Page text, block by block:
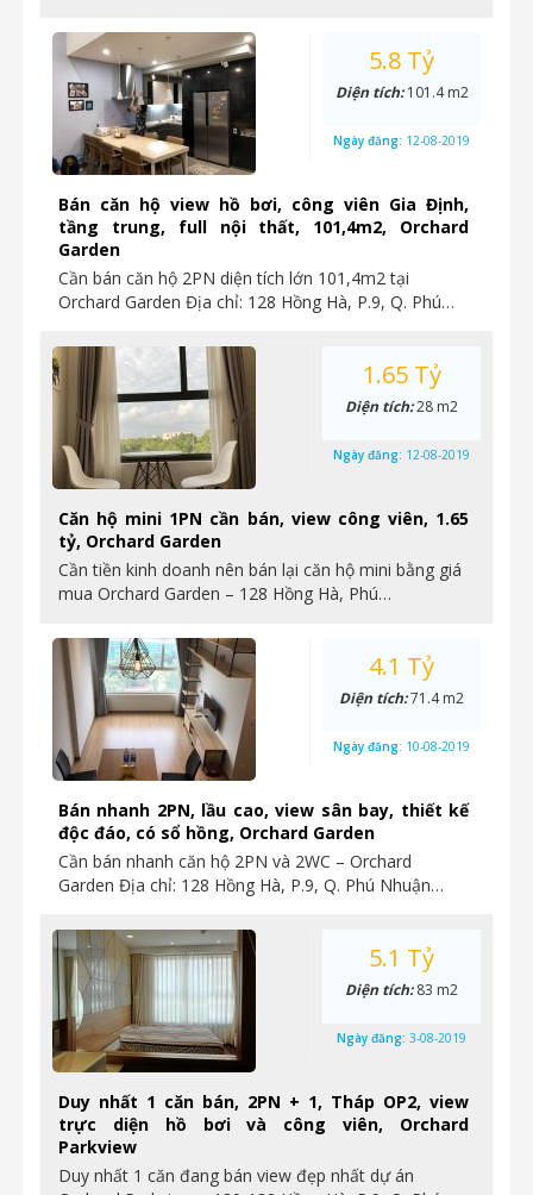
Bán căn hộ view hồ bơi, công viên Gia Định,
tầng trung, full nội thất, 101,4m2, Orchard
Garden
Cần bán căn hộ 2PN diện tích lớn 101,4m2 tại
Orchard Garden Địa chỉ: 128 Hồng Hà, P.9, Q. Phú…
5.8 Tỷ
Diện tích:101.4 m2
Ngày đăng: 12-08-2019
Căn hộ mini 1PN cần bán, view công viên, 1.65
tỷ, Orchard Garden
Cần tiền kinh doanh nên bán lại căn hộ mini bằng giá
mua Orchard Garden – 128 Hồng Hà, Phú…
1.65 Tỷ
Diện tích:28 m2
Ngày đăng: 12-08-2019
Bán nhanh 2PN, lầu cao, view sân bay, thiết kế
độc đáo, có sổ hồng, Orchard Garden
Cần bán nhanh căn hộ 2PN và 2WC – Orchard
Garden Địa chỉ: 128 Hồng Hà, P.9, Q. Phú Nhuận…
4.1 Tỷ
Diện tích:71.4 m2
Ngày đăng: 10-08-2019
Duy nhất 1 căn bán, 2PN + 1, Tháp OP2, view
trực diện hồ bơi và công viên, Orchard
Parkview
Duy nhất 1 căn đang bán view đẹp nhất dự án
5.1 Tỷ
Diện tích:83 m2
Ngày đăng: 3-08-2019